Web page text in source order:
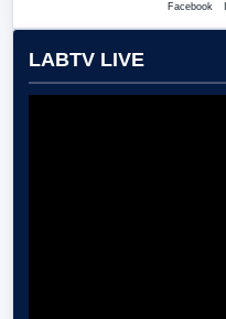
Facebook
LABTV LIVE